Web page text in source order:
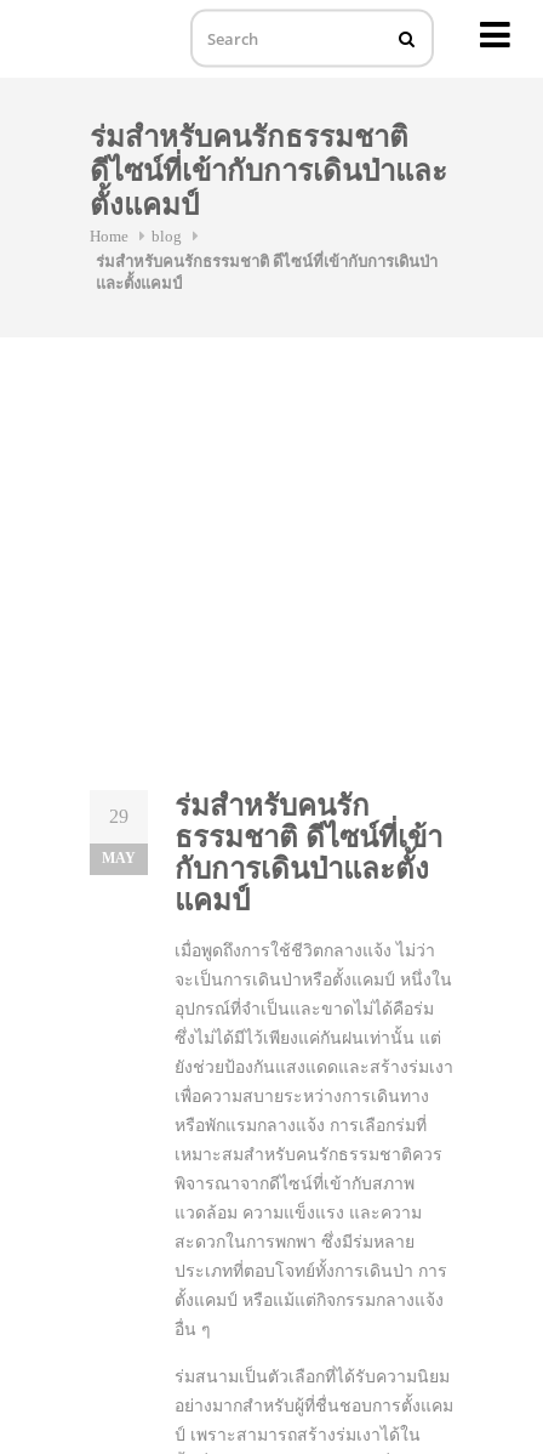
ร่มสำหรับคนรักธรรมชาติ
ดีไซน์ที่เข้ากับการเดินป่าและ
ตั้งแคมป์
Home
blog
ร่มสำหรับคนรักธรรมชาติ ดีไซน์ที่เข้ากับการเดินป่า
และตั้งแคมป์
29
MAY
ร่มสำหรับคนรัก
ธรรมชาติ ดีไซน์ที่เข้า
กับการเดินป่าและตั้ง
แคมป์
เมื่อพูดถึงการใช้ชีวิตกลางแจ้ง ไม่ว่า
จะเป็นการเดินป่าหรือตั้งแคมป์ หนึ่งใน
อุปกรณ์ที่จำเป็นและขาดไม่ได้คือร่ม
ซึ่งไม่ได้มีไว้เพียงแค่กันฝนเท่านั้น แต่
ยังช่วยป้องกันแสงแดดและสร้างร่มเงา
เพื่อความสบายระหว่างการเดินทาง
หรือพักแรมกลางแจ้ง การเลือกร่มที่
เหมาะสมสำหรับคนรักธรรมชาติควร
พิจารณาจากดีไซน์ที่เข้ากับสภาพ
แวดล้อม ความแข็งแรง และความ
สะดวกในการพกพา ซึ่งมีร่มหลาย
ประเภทที่ตอบโจทย์ทั้งการเดินป่า การ
ตั้งแคมป์ หรือแม้แต่กิจกรรมกลางแจ้ง
อื่น ๆ
ร่มสนามเป็นตัวเลือกที่ได้รับความนิยม
อย่างมากสำหรับผู้ที่ชื่นชอบการตั้งแคม
ป์ เพราะสามารถสร้างร่มเงาได้ใน